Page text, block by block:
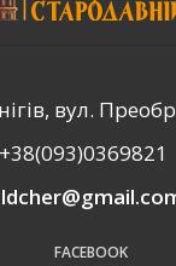
вул.
+38(093)0369821
FACEBOOK